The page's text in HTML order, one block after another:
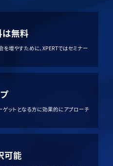
は無料
増やすために、XPERTではセミナー
ットとなる方に効果的にアプローチ
可能